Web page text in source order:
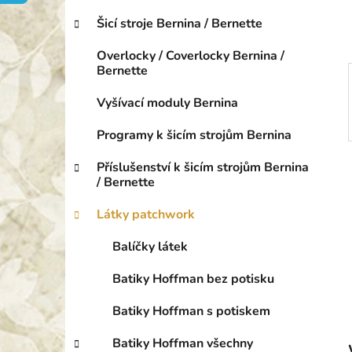
a
e
o
i
Šicí stroje Bernina / Bernette
Overlocky / Coverlocky Bernina /
Bernette
Vyšívací moduly Bernina
Programy k šicím strojům Bernina
Příslušenství k šicím strojům Bernina
/ Bernette
Látky patchwork
Balíčky látek
Batiky Hoffman bez potisku
Batiky Hoffman s potiskem
Batiky Hoffman všechny